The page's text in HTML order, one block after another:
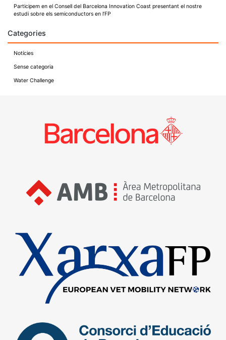
Participem en el Consell del Barcelona Innovation Coast presentant el nostre
estudi sobre els semiconductors en l’FP
Categories
Notícies
Sense categoria
Water Challenge